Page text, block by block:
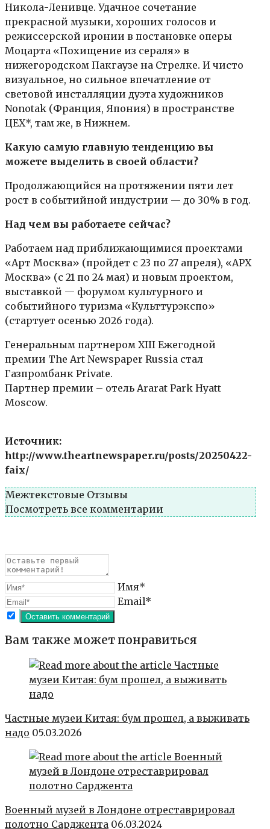
Никола-Ленивце. Удачное сочетание
прекрасной музыки, хороших голосов и
режиссерской иронии в постановке оперы
Моцарта «Похищение из сераля» в
нижегородском Пакгаузе на Стрелке. И чисто
визуальное, но сильное впечатление от
световой инсталляции дуэта художников
Nonotak (Франция, Япония) в пространстве
ЦЕХ*, там же, в Нижнем.
Какую самую главную тенденцию вы
можете выделить в своей области?
Продолжающийся на протяжении пяти лет
рост в событийной индустрии — до 30% в год.
Над чем вы работаете сейчас?
Работаем над приближающимися проектами
«Арт Москва» (пройдет с 23 по 27 апреля), «АРХ
Москва» (с 21 по 24 мая) и новым проектом,
выставкой — форумом культурного и
событийного туризма «Культтурэкспо»
(стартует осенью 2026 года).
Генеральным партнером XIII Ежегодной
премии The Art Newspaper Russia стал
Газпромбанк Private.
Партнер премии – отель Ararat Park Hyatt
Moscow.
Источник:
http://www.theartnewspaper.ru/posts/20250422-
faix/
Межтекстовые Отзывы
Посмотреть все комментарии
Имя*
Email*
Вам также может понравиться
Частные музеи Китая: бум прошел, а выживать
надо 05.03.2026
Военный музей в Лондоне отреставрировал
полотно Сарджента 06.03.2024